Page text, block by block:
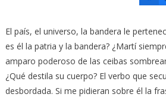
El país, el universo, la bandera le
es él la patria y la bandera? ¿Martí
amparo poderoso de las ceibas
¿Qué destila su cuerpo? El verbo que
desbordada. Si me pidieran sobre él la